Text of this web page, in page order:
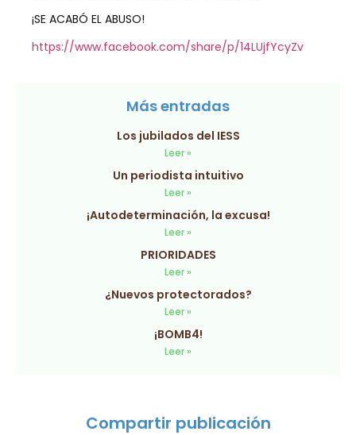
¡SE ACABÓ EL ABUSO!
https://www.facebook.com/share/p/14LUjfYcyZv
Más entradas
Los jubilados del IESS
Leer »
Un periodista intuitivo
Leer »
¡Autodeterminación, la excusa!
Leer »
PRIORIDADES
Leer »
¿Nuevos protectorados?
Leer »
¡BOMB4!
Leer »
Compartir publicación